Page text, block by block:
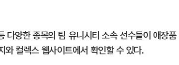
다양한 종목의 팀 유니시티 소속 선수들이 애장품
컬렉스 웹사이트에서 확인할 수 있다.